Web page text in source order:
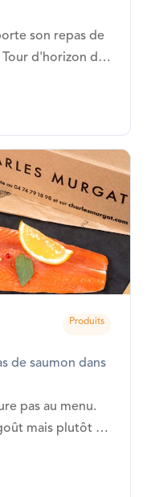
son repas de
d'horizon des
pause déjeuner
se ruiner.
Produits
de saumon dans
pas au menu.
mais plutôt de
depuis le